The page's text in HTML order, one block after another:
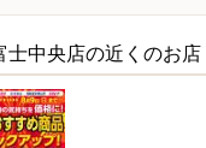
士中央店の近くのお店